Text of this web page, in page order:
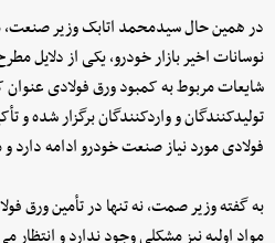
در همین حال سیدمحمد اتابک وزیر صنعت،
نوسانات اخیر بازار خودرو، یکی از دلایل
شایعات مربوط به کمبود ورق فولادی
تولیدکنندگان و واردکنندگان برگزار شده و
فولادی مورد نیاز صنعت خودرو ادامه دارد
به گفته وزیر صمت، نه تنها در تأمین ورق
مواد اولیه نیز مشکلی وجود ندارد و انتظار